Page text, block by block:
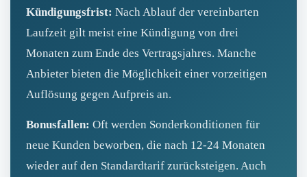
Kündigungsfrist: Nach Ablauf der vereinbarten
Laufzeit gilt meist eine Kündigung von drei
Monaten zum Ende des Vertragsjahres. Manche
Anbieter bieten die Möglichkeit einer vorzeitigen
Auflösung gegen Aufpreis an.
Bonusfallen: Oft werden Sonderkonditionen für
neue Kunden beworben, die nach 12-24 Monaten
wieder auf den Standardtarif zurücksteigen. Auch